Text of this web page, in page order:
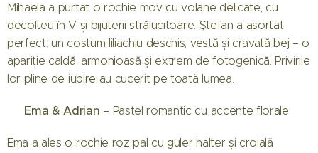
Mihaela a purtat o rochie mov cu volane delicate, cu
decolteu în V și bijuterii strălucitoare. Ștefan a asortat
perfect: un costum liliachiu deschis, vestă și cravată bej – o
apariție caldă, armonioasă și extrem de fotogenică. Privirile
lor pline de iubire au cucerit pe toată lumea.
Ema & Adrian – Pastel romantic cu accente florale
Ema a ales o rochie roz pal cu guler halter și croială